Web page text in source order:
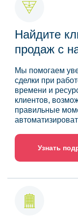
Найдите
продаж с
Мы помогаем
сделки при
времени и
клиентов,
правильные
Узнать